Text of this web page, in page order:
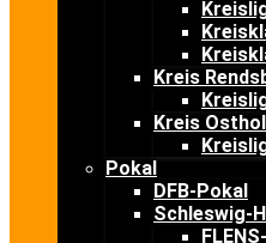
Kreis
Kreis
Pokal
DFB-Pokal
Schleswig-